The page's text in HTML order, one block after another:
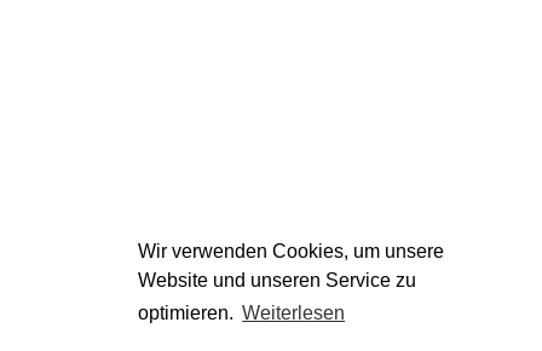
Wir verwenden Cookies, um unsere
Website und unseren Service zu
optimieren. Weiterlesen